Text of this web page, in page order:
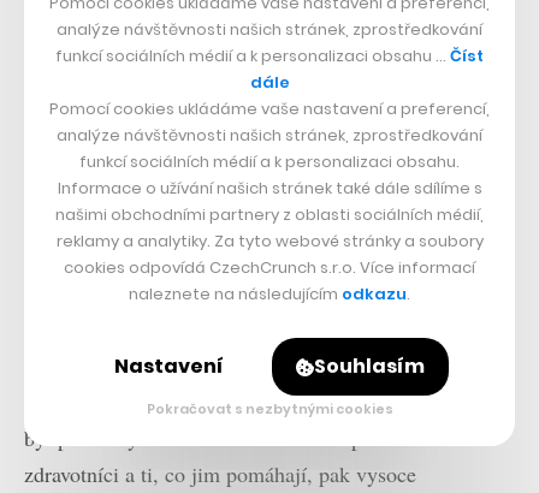
Například New York má být nyní schopen otestovat až
Přečtěte si také
V Los Angeles nosí roušky
minimum lidí, tak přísná
omezení jako v Česku tady
nebyla, píše investor John
Vanhara z USA
pomůckami, je nutné zacházet efektivně a rozdělovat je
podle toho, kde jsou nejvíce potřeba. Jako první by měli
být podle čtyřiašedesátiletého filantropa testováni
zdravotníci a ti, co jim pomáhají, pak vysoce
analýze návštěvnosti našich stránek, zprostředkování
funkcí sociálních médií a k personalizaci obsahu … Číst
dále
Pomocí cookies ukládáme vaše nastavení a preferencí,
analýze návštěvnosti našich stránek, zprostředkování
funkcí sociálních médií a k personalizaci obsahu.
Informace o užívání našich stránek také dále sdílíme s
našimi obchodními partnery z oblasti sociálních médií,
reklamy a analytiky. Za tyto webové stránky a soubory
cookies odpovídá CzechCrunch s.r.o. Více informací
naleznete na následujícím odkazu.
Nastavení Souhlasím
Pokračovat s nezbytnými cookies